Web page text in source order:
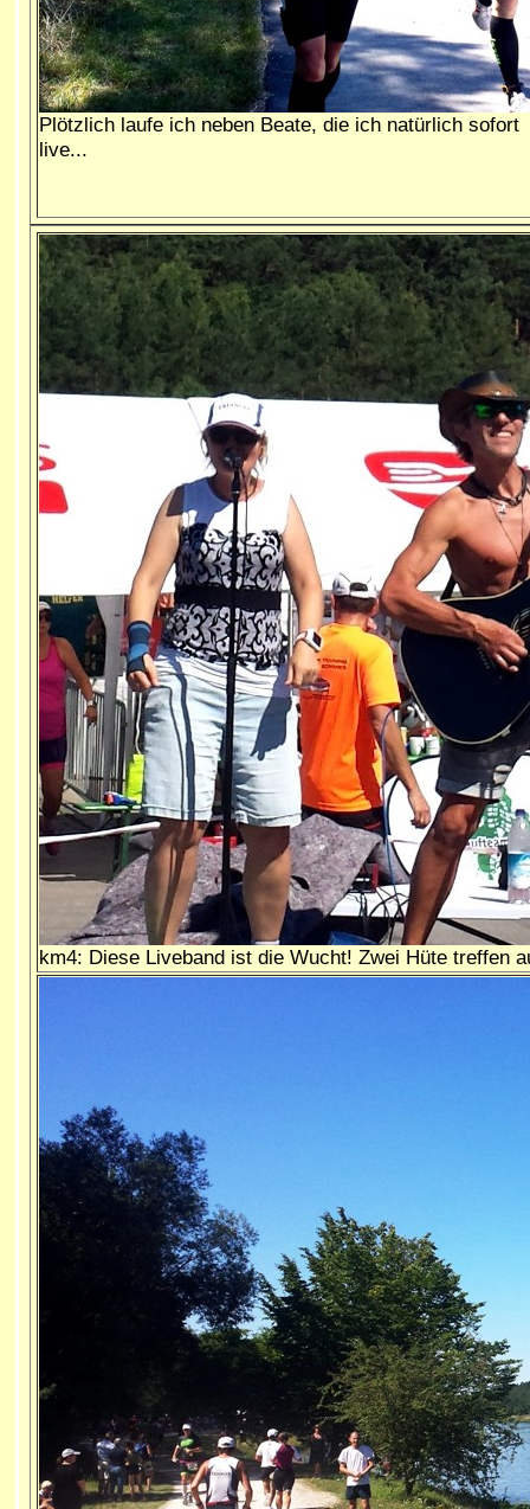
Plötzlich laufe ich neben Beate, die ich natürlich sofort
live...
km4: Diese Liveband ist die Wucht! Zwei Hüte treffen